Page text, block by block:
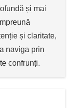
și mai
și claritate,
naviga prin
confrunți.